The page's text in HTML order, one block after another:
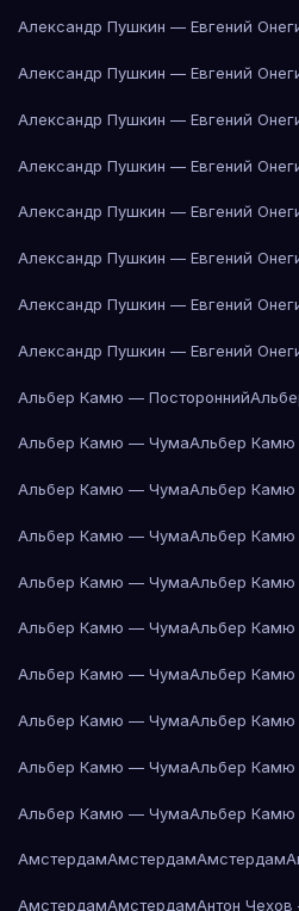
Александр Пушкин — Евгений
Александр Пушкин — Евгений
Александр Пушкин — Евгений
Александр Пушкин — Евгений
Александр Пушкин — Евгений
Александр Пушкин — Евгений
Александр Пушкин — Евгений
Александр Пушкин — Евгений
Альбер Камю — Посторонний
Альбер Камю — ЧумаАльбер
Альбер Камю — ЧумаАльбер
Альбер Камю — ЧумаАльбер
Альбер Камю — ЧумаАльбер
Альбер Камю — ЧумаАльбер
Альбер Камю — ЧумаАльбер
Альбер Камю — ЧумаАльбер
Альбер Камю — ЧумаАльбер
Альбер Камю — ЧумаАльбер
АмстердамАмстердамАмстердам
АмстердамАмстердамАнтон